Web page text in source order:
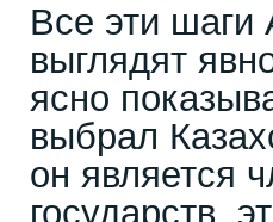
Все эти шаги
выглядят
ясно
выбрал
он является
государств,